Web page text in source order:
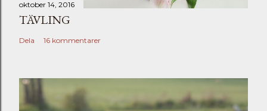
oktober 14, 2016
TÄVLING
Dela 16 kommentarer